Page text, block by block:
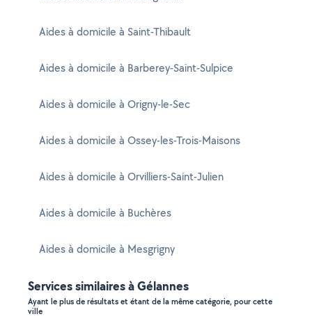
Aides à domicile à Saint-Thibault
Aides à domicile à Barberey-Saint-Sulpice
Aides à domicile à Origny-le-Sec
Aides à domicile à Ossey-les-Trois-Maisons
Aides à domicile à Orvilliers-Saint-Julien
Aides à domicile à Buchères
Aides à domicile à Mesgrigny
Services similaires à Gélannes
Ayant le plus de résultats et étant de la même catégorie, pour cette
ville